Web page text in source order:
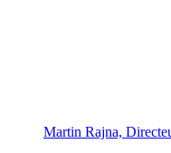
Martin Rajna,